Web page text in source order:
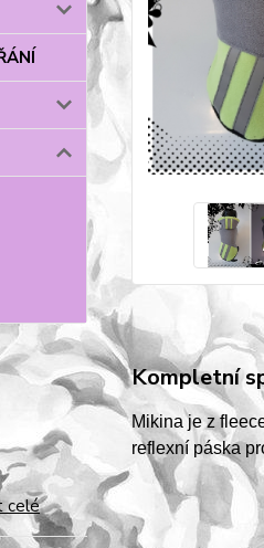
celé
Kompletní
Mikina je z
reflexní páska